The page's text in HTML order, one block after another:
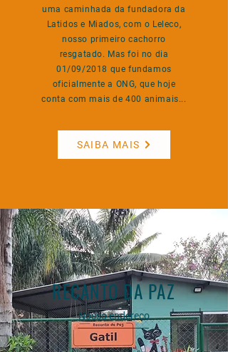
uma caminhada da fundadora da
Latidos e Miados, com o Leleco,
nosso primeiro cachorro
resgatado. Mas foi no dia
01/09/2018 que fundamos
oficialmente a ONG, que hoje
conta com mais de 400 animais...
SAIBA MAIS
RECANTO DA PAZ
Nosso endereço